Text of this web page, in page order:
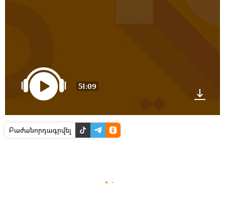
51:09
Բաժանորդագրվել